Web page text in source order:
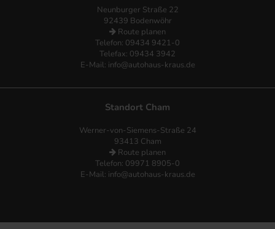
Neunburger Straße 22
92439 Bodenwöhr
Route planen
Telefon: 09434 9421-0
Telefax: 09434 3942
E-Mail: info@autohaus-kraus.de
Standort Cham
Werner-von-Siemens-Straße 24
93413 Cham
Route planen
Telefon: 09971 8905-0
E-Mail: info@autohaus-kraus.de